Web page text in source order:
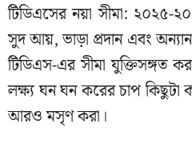
টিডিএসের নয়া সীমা: ২০২৫-
সুদ আয়, ভাড়া প্রদান এবং
টিডিএস-এর সীমা যুক্তিসঙ্গত
লক্ষ্য ঘন ঘন করের চাপ
আরও মসৃণ করা।